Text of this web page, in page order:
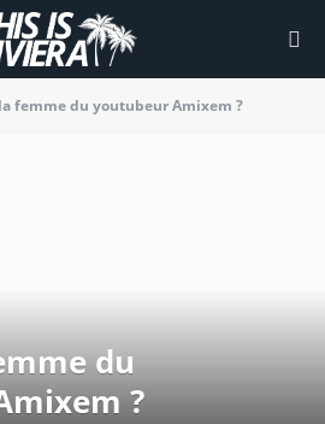
femme du youtubeur Amixem ?
du
?